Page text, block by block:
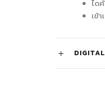
ได
เข้